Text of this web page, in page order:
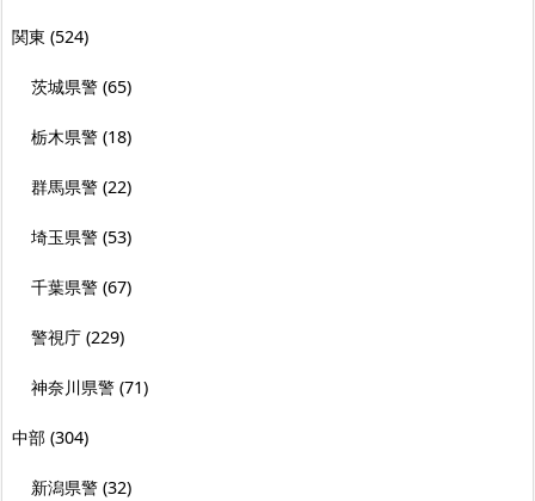
関東 (524)
茨城県警 (65)
栃木県警 (18)
群馬県警 (22)
埼玉県警 (53)
千葉県警 (67)
警視庁 (229)
神奈川県警 (71)
中部 (304)
新潟県警 (32)